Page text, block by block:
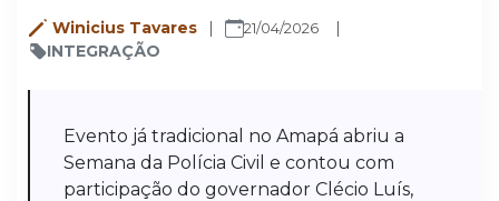
Winicius Tavares 21/04/2026
INTEGRAÇÃO
Evento já tradicional no Amapá abriu a
Semana da Polícia Civil e contou com
participação do governador Clécio Luís,